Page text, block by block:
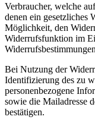
Verbraucher, welche
denen ein gesetzliches
Möglichkeit, den
Widerrufsfunktion im
Bei Nutzung der
Identifizierung des zu
personenbezogene
sowie die Mailadresse
bestätigen.